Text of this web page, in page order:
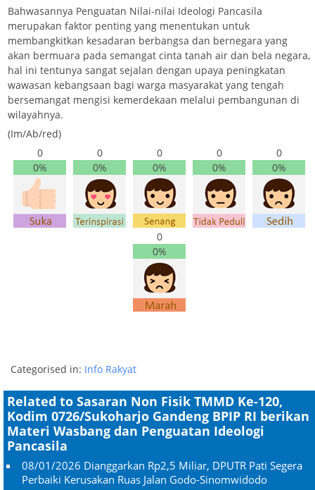
Bahwasannya Penguatan Nilai-nilai Ideologi Pancasila
merupakan faktor penting yang menentukan untuk
membangkitkan kesadaran berbangsa dan bernegara yang
akan bermuara pada semangat cinta tanah air dan bela negara,
hal ini tentunya sangat sejalan dengan upaya peningkatan
wawasan kebangsaan bagi warga masyarakat yang tengah
bersemangat mengisi kemerdekaan melalui pembangunan di
wilayahnya.
(Im/Ab/red)
0
0%
0
0%
0
0%
0
0%
0
0%
0
0%
Categorised in: Info Rakyat
Related to Sasaran Non Fisik TMMD Ke-120,
Kodim 0726/Sukoharjo Gandeng BPIP RI berikan
Materi Wasbang dan Penguatan Ideologi
Pancasila
08/01/2026 Dianggarkan Rp2,5 Miliar, DPUTR Pati Segera
Perbaiki Kerusakan Ruas Jalan Godo-Sinomwidodo